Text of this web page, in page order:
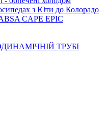
з Юти до Колорадо
CAPE EPIC
ТРУБІ